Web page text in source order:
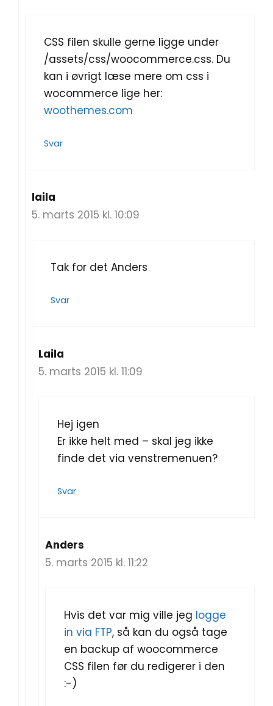
CSS filen skulle gerne ligge under
/assets/css/woocommerce.css. Du
kan i øvrigt læse mere om css i
wocommerce lige her:
woothemes.com
Svar
laila
5. marts 2015 kl. 10:09
Tak for det Anders
Svar
Laila
5. marts 2015 kl. 11:09
Hej igen
Er ikke helt med – skal jeg ikke
finde det via venstremenuen?
Svar
Anders
5. marts 2015 kl. 11:22
Hvis det var mig ville jeg logge
in via FTP, så kan du også tage
en backup af woocommerce
CSS filen før du redigerer i den
:-)